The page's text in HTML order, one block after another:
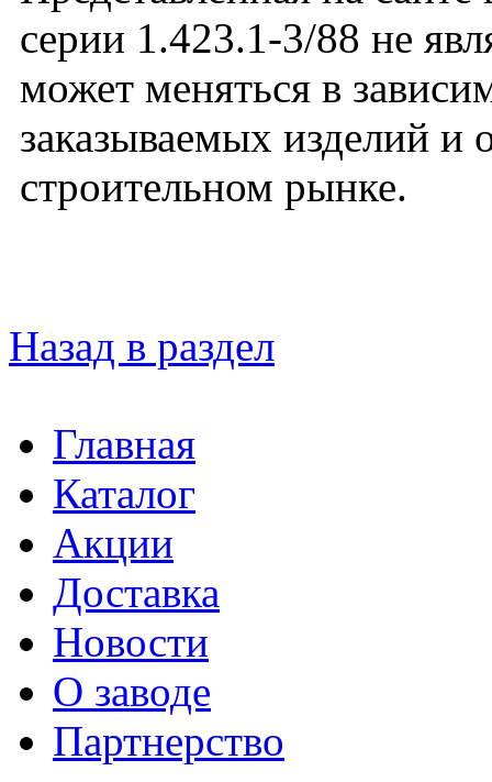
серии 1.423.1-3/88 не
может меняться в
заказываемых изделий и
строительном рынке.
Назад в раздел
Главная
Каталог
Акции
Доставка
Новости
О заводе
Партнерство